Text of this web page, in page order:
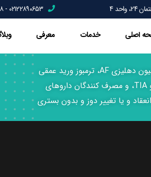
4 ۰۲۱۲۲۸۹۰۶۵۳ - ۰۲۱۲۲۸۹۹۱۷۸
اصلی خدمات معرفی
دندانپزشکی بیماران قلبی، تعویض دریچه، فیبریلاسیون دهلیزی AF، ترمبوز ورید عمقی
DVT، آنفارکتوس میوکارد MI, سکته مغری CVA و TIA، و مصرف کنندگان داروهای
و یا تغییر دوز و بدون بستری